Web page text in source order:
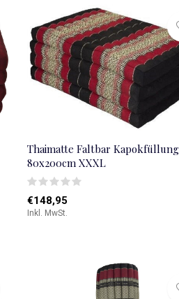
Thaimatte Faltbar Kapokfüllung
80x200cm XXXL
€148,95
Inkl. MwSt.